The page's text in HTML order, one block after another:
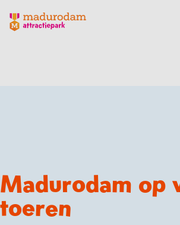
Madurodam logo, naar de homepage
Madurodam op
toeren